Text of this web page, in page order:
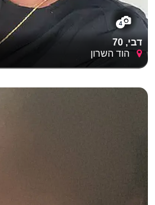
4
דבי, 70
הוד השרון